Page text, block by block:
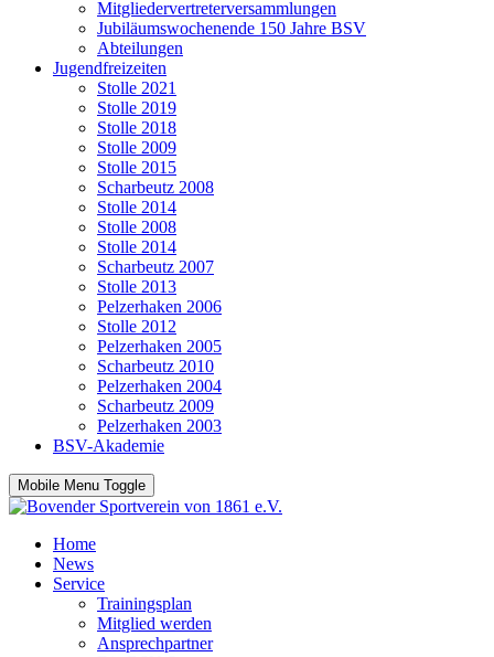
Mitgliedervertreterversammlungen
Jubiläumswochenende 150 Jahre BSV
Abteilungen
Jugendfreizeiten
Stolle 2021
Stolle 2019
Stolle 2018
Stolle 2009
Stolle 2015
Scharbeutz 2008
Stolle 2014
Stolle 2008
Stolle 2014
Scharbeutz 2007
Stolle 2013
Pelzerhaken 2006
Stolle 2012
Pelzerhaken 2005
Scharbeutz 2010
Pelzerhaken 2004
Scharbeutz 2009
Pelzerhaken 2003
BSV-Akademie
Mobile Menu Toggle
Home
News
Service
Trainingsplan
Mitglied werden
Ansprechpartner